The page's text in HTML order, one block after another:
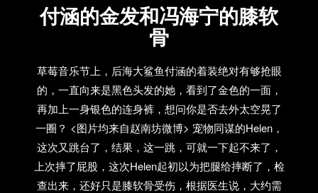
the Knife。 或许是乐队的低调为之，这次的退出有些
突然，甚至我们在中文网络里搜寻不到任何消息。只
是你能在宠物同谋的豆瓣音乐人里发现，成员只剩下
虎子（制作人及吉它）/ 晕晕（主唱）mary（主唱）
EDO（鼓手）四人。 我们很难想象，缺少了helen的宠
物同谋会变成什么样。他们即将参加10月24日的西湖
音乐节和29日在愚公移山的演出，随后去往欧洲，进
行他们将近一个月的欧洲巡演，包括挪威、西班牙和
德国等。 而Free The Birds也将在休整一个月之后，10
月31日在2个好朋友和24hours、rustic等，带来一场万
付涵的金发和冯海宁的膝软
骨
草莓音乐节上，后海大鲨鱼付涵的着装绝对有够抢眼
的，一直向来是黑色头发的她，看到了金色的一面，
再加上一身银色的连身裤，想问你是否去外太空晃了
一圈？ <图片均来自赵南坊微博> 宠物同谋的Helen，
这次又跳台了，结果，这一跳，可就一下起不来了，
上次摔了屁股，这次Helen起初以为把腿给摔断了，检
查出来，还好只是膝软骨受伤，根据医生说，大约需